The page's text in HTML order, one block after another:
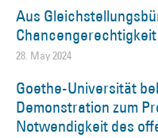
Aus
Chancengerechtigkeit
28. May 2024
Goethe-Universität
Demonstration zum
Notwendigkeit des